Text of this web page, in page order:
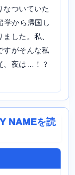
なついていた
学から帰国し
した。私、
すがそんな私
、夜は…！？
NAMEを読